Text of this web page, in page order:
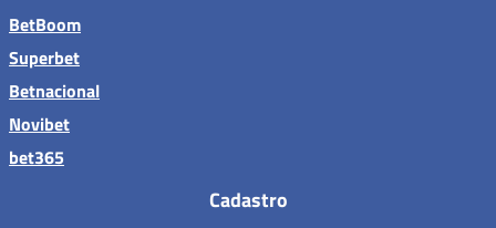
BetBoom
Superbet
Betnacional
Novibet
bet365
Cadastro